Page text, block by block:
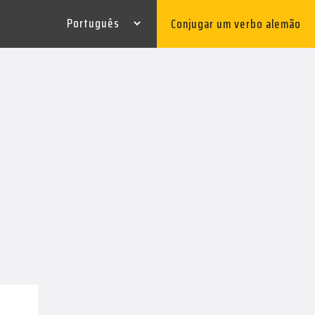
Conjugar um verbo alemão